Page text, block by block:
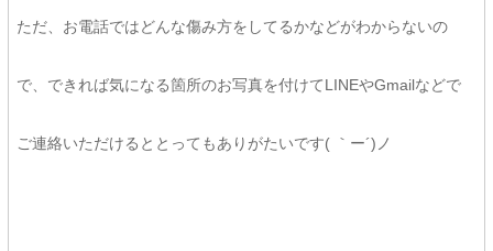
ただ、お電話ではどんな傷み方をしてるかなどがわからないの
で、できれば気になる箇所のお写真を付けてLINEやGmailなどで
ご連絡いただけるととってもありがたいです( ｀ー´)ノ